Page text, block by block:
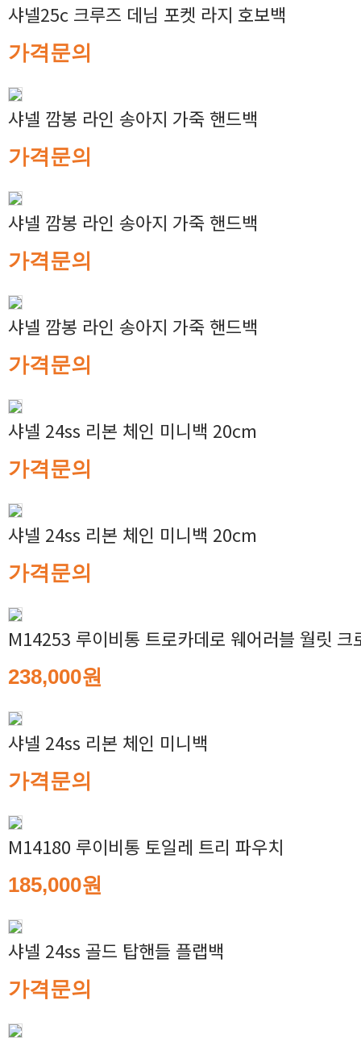
샤넬25c 크루즈 데님 포켓 라지 호보백
가격문의
샤넬 깜봉 라인 송아지 가죽 핸드백
가격문의
샤넬 깜봉 라인 송아지 가죽 핸드백
가격문의
샤넬 깜봉 라인 송아지 가죽 핸드백
가격문의
샤넬 24ss 리본 체인 미니백 20cm
가격문의
샤넬 24ss 리본 체인 미니백 20cm
가격문의
M14253 루이비통 트로카데로 웨어러블 월릿 크
238,000원
샤넬 24ss 리본 체인 미니백
가격문의
M14180 루이비통 토일레 트리 파우치
185,000원
샤넬 24ss 골드 탑핸들 플랩백
가격문의